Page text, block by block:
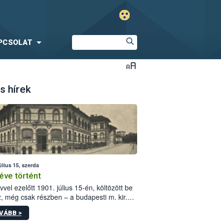
hírek
15, szerda
történt
ezelőtt 1901. július 15-én, költözött be
még csak részben – a budapesti m. kir.
állomás a Kis Rókus utca
alatti, Czigler Győző által tervezett új
>